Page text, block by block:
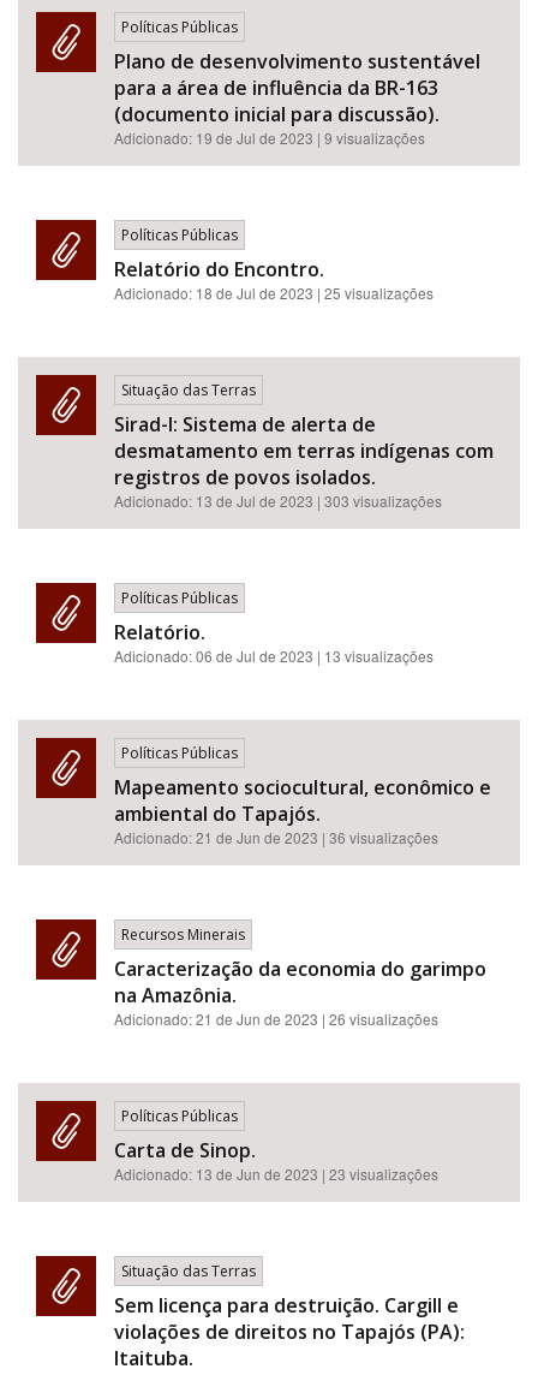
Políticas Públicas
Plano de desenvolvimento sustentável
para a área de influência da BR-163
(documento inicial para discussão).
Adicionado: 19 de Jul de 2023 | 9 visualizações
Políticas Públicas
Relatório do Encontro.
Adicionado: 18 de Jul de 2023 | 25 visualizações
Situação das Terras
Sirad-I: Sistema de alerta de
desmatamento em terras indígenas com
registros de povos isolados.
Adicionado: 13 de Jul de 2023 | 303 visualizações
Políticas Públicas
Relatório.
Adicionado:06 de Jul de 2023 | 13 visualizações
Políticas Públicas
Mapeamento sociocultural, econômico e
ambiental do Tapajós.
Adicionado:21 de Jun de 2023 | 36 visualizações
Recursos Minerais
Caracterização da economia do garimpo
na Amazônia.
Adicionado:21 de Jun de 2023 | 26 visualizações
Políticas Públicas
Carta de Sinop.
Adicionado: 13 de Jun de 2023 | 23 visualizações
Situação das Terras
Sem licença para destruição. Cargill e
violações de direitos no Tapajós (PA):
Itaituba.